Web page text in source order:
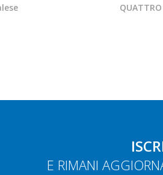
E RIMANI